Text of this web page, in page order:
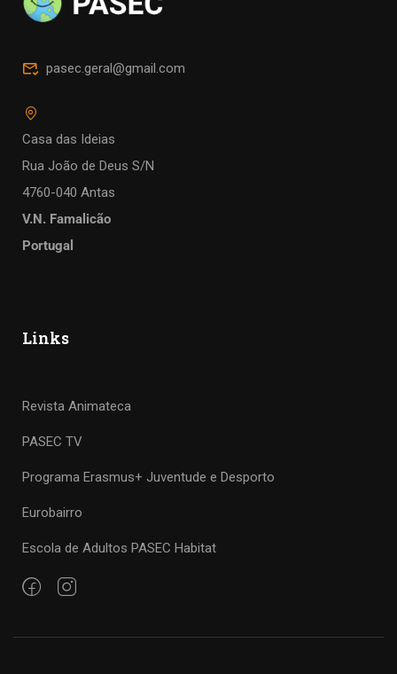
pasec.geral@gmail.com
Casa das Ideias
Rua João de Deus S/N
4760-040 Antas
V.N. Famalicão
Portugal
Links
Revista Animateca
PASEC TV
Programa Erasmus+ Juventude e Desporto
Eurobairro
Escola de Adultos PASEC Habitat